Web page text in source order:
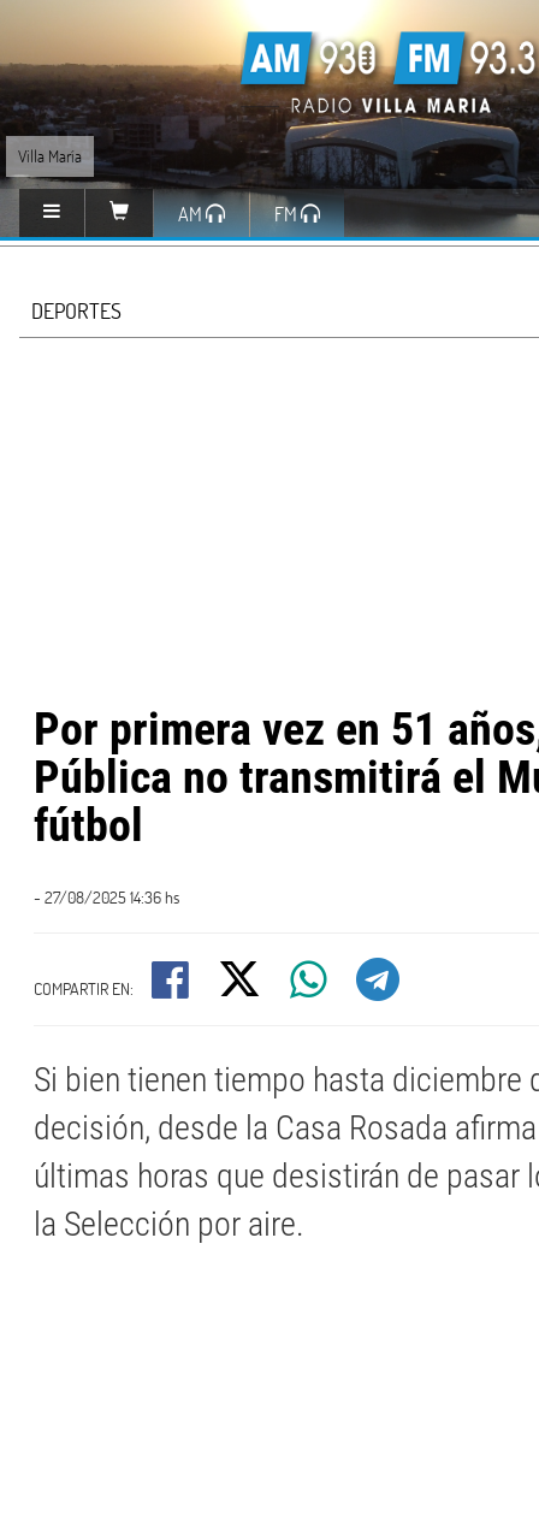
Villa María
AM FM
DEPORTES
Por primera vez en 51
Pública no transmitirá el
fútbol
- 27/08/2025 14:36 hs
COMPARTIR EN:
Si bien tienen tiempo hasta diciembre
decisión, desde la Casa Rosada
últimas horas que desistirán de pasar
la Selección por aire.